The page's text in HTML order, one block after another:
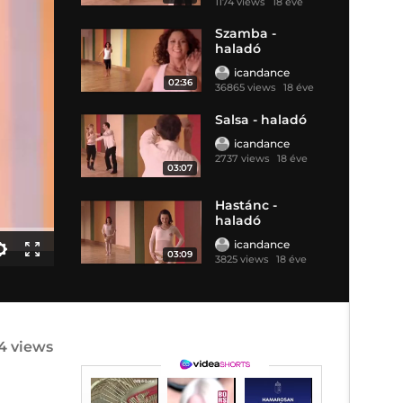
02:36
Szamba -
haladó
icandance
36865 views 18 éve
03:07
Salsa - haladó
icandance
2737 views 18 éve
03:09
Hastánc -
haladó
icandance
3825 views 18 éve
views